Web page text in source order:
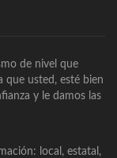
de nivel que
que usted, esté bien
y le damos las
local, estatal,